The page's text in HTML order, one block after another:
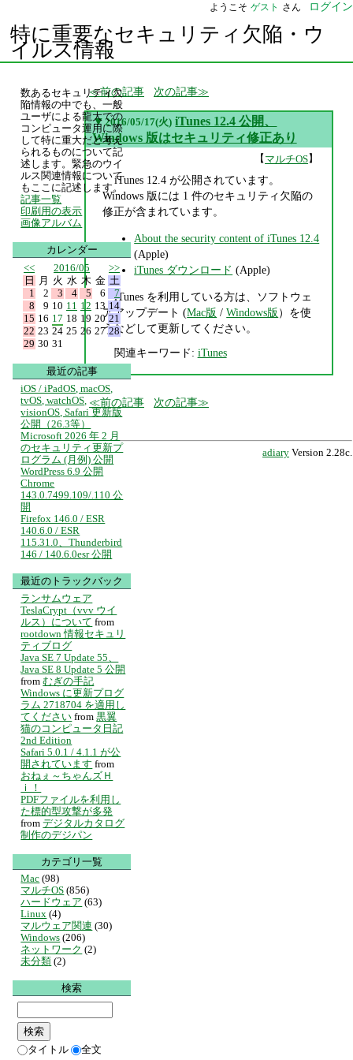
ようこそ ゲスト さん ログイン
特に重要なセキュリティ欠陥・ウ
イルス情報
前の記事 次の記事
▼ 2016/05/17(火) iTunes 12.4 公開、
Windows 版はセキュリティ修正あり
【マルチOS】
iTunes 12.4 が公開されています。
Windows 版には 1 件のセキュリティ欠陥の
修正が含まれています。
About the security content of iTunes 12.4
(Apple)
iTunes ダウンロード (Apple)
iTunes を利用している方は、ソフトウェ
アアップデート (Mac版 /Windows版）を使
うなどして更新してください。
関連キーワード: iTunes
前の記事 次の記事
adiary Version 2.28c.
数あるセキュリティ欠
陥情報の中でも、一般
ユーザによる龍大での
コンピュータ運用に際
して特に重大だと考え
られるものについて記
述します。緊急のウイ
ルス関連情報について
もここに記述します。
記事一覧
印刷用の表示
画像アルバム
カレンダー
<<
2016/05
>>
日
月 火 水 木 金 土
1
2 3 4 5 6
7
8
9 10 11 12 13 14
15 16 17 18 19 20 21
22 23 24 25 26 27 28
29 30 31
最近の記事
iOS / iPadOS, macOS,
tvOS, watchOS,
visionOS, Safari 更新版
公開（26.3等）
Microsoft 2026 年 2 月
のセキュリティ更新プ
ログラム (月例) 公開
WordPress 6.9 公開
Chrome
143.0.7499.109/.110 公
開
Firefox 146.0 / ESR
140.6.0 / ESR
115.31.0、Thunderbird
146 / 140.6.0esr 公開
最近のトラックバック
ランサムウェア
TeslaCrypt（vvv ウイ
ルス）について from
rootdown 情報セキュリ
ティブログ
Java SE 7 Update 55、
Java SE 8 Update 5 公開
from むぎの手記
Windows に更新プログ
ラム 2718704 を適用し
てください from 黒翼
猫のコンピュータ日記
2nd Edition
Safari 5.0.1 / 4.1.1 が公
開されています from
おねぇ～ちゃんズＨ
ｉ！
PDFファイルを利用し
た標的型攻撃が多発
from デジタルカタログ
制作のデジパン
カテゴリ一覧
Mac (98)
マルチOS (856)
ハードウェア (63)
Linux (4)
マルウェア関連 (30)
Windows (206)
ネットワーク (2)
未分類 (2)
検索
タイトル 全文